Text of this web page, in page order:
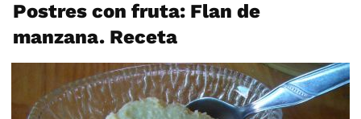
Postres con fruta: Flan de
manzana. Receta